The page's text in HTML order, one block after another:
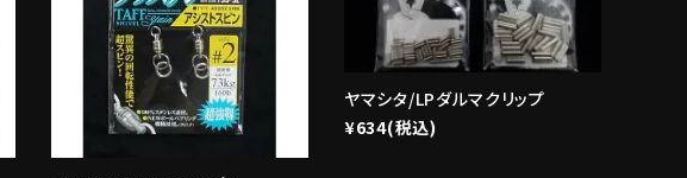
ヤマシタ/LPダルマクリップ
¥634(税込)